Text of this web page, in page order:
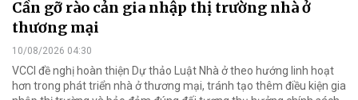
Cần gỡ rào cản gia nhập thị trường nhà ở
thương mại
10/08/2026 04:30
VCCI đề nghị hoàn thiện Dự thảo Luật Nhà ở theo hướng linh hoạt
hơn trong phát triển nhà ở thương mại, tránh tạo thêm điều kiện gia